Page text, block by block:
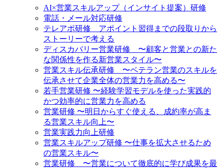
AI×営業スキルアップ（インサイト提案）研修
電話・メール対応研修
テレアポ研修 アポイント習得までの段取りから
ストーリーで考える
ディスカバリー営業研修 〜顧客と営業との新た
な関係性を作る新営業スタイル〜
営業スキル伝承研修 〜ベテラン営業のスキルを
伝承させて企業全体の営業力を高める〜
若手営業研修 〜経験学習モデルを使った実践的
かつ効率的に営業力を高める
営業研修 〜明日からすぐ使える、成約率が高ま
る営業スキル向上〜
営業実践力向上研修
営業スキルアップ研修 〜仕事を拡大させるため
の営業スキル〜
営業研修 〜営業について徹底的に学び成果を最